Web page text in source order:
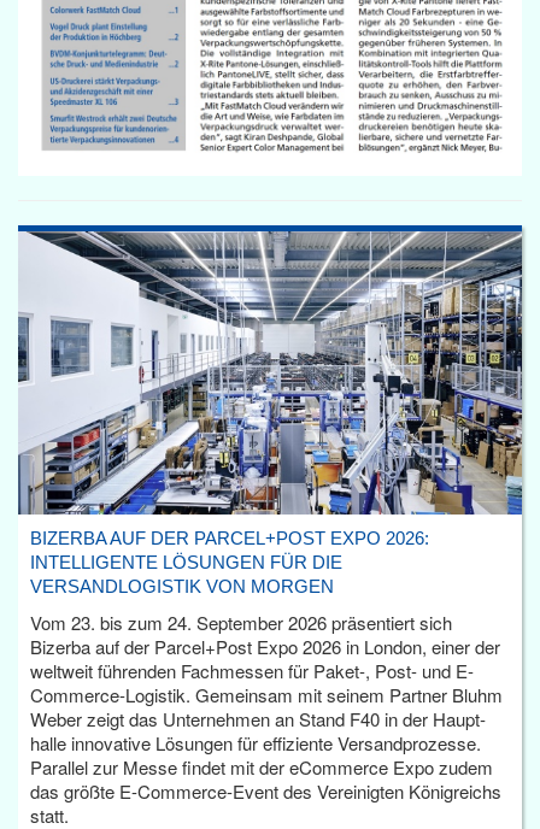
BIZERBA AUF DER PARCEL+POST EXPO 2026:
INTELLIGENTE LÖSUNGEN FÜR DIE
VERSANDLOGISTIK VON MORGEN
Vom 23. bis zum 24. September 2026 präsentiert sich
Bizerba auf der Parcel+Post Expo 2026 in London, einer der
weltweit führenden Fachmessen für Paket-, Post- und E-
Commerce-Logistik. Gemeinsam mit seinem Partner Bluhm
Weber zeigt das Unternehmen an Stand F40 in der Haupt­
halle innovative Lösungen für effiziente Versandprozesse.
Parallel zur Messe findet mit der eCommerce Expo zudem
das größte E-Commerce-Event des Vereinigten Königreichs
statt.